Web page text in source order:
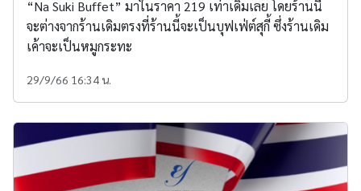
“Na Suki Buffet” มาในราคา 219 เท่าเดิมเลย โดยร้านนี้
จะต่างจากร้านเดิมตรงที่ร้านนี้จะเป็นบุฟเฟ่ต์สุกี้ ซึ่งร้านเดิม
เค้าจะเป็นหมูกระทะ
29/9/66 16:34 น.